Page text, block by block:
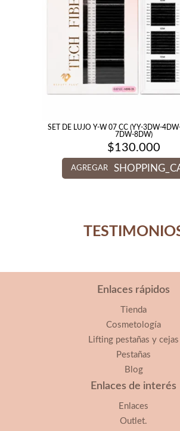
SET DE LUJO Y-W 07 CC (YY-3DW-
7DW-8DW)
$130.000
AGREGAR
Enlaces rápidos
Tienda
Cosmetología
Lifting pestañas y cejas
Pestañas
Blog
Enlaces de interés
Enlaces
Outlet.